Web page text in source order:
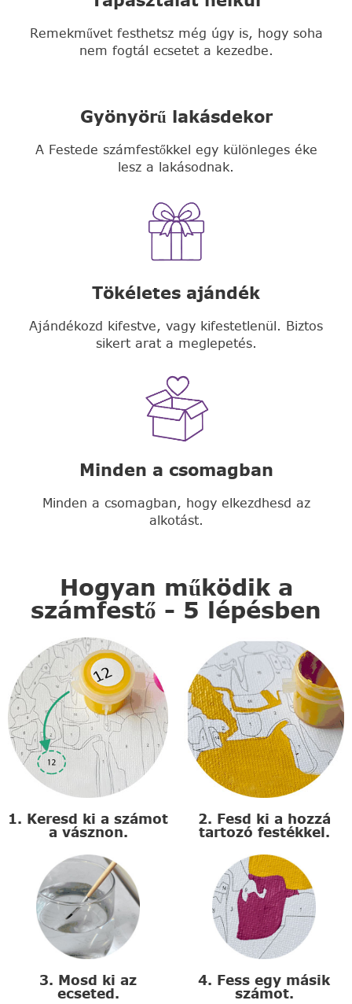
Remekművet festhetsz még úgy is, hogy soha
nem fogtál ecsetet a kezedbe.
Gyönyörű lakásdekor
A Festede számfestőkkel egy különleges éke
lesz a lakásodnak.
Tökéletes ajándék
Ajándékozd kifestve, vagy kifestetlenül. Biztos
sikert arat a meglepetés.
Minden a csomagban
Minden a csomagban, hogy elkezdhesd az
alkotást.
Hogyan működik a
számfestő - 5 lépésben
1. Keresd ki a számot
a vásznon.
2. Fesd ki a hozzá
tartozó festékkel.
3. Mosd ki az
ecseted.
4. Fess egy másik
számot.